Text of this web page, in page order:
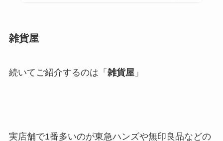
雑貨屋
続いてご紹介するのは「 雑貨屋」
実店舗で1番多いのが東急ハンズや無印良品などの